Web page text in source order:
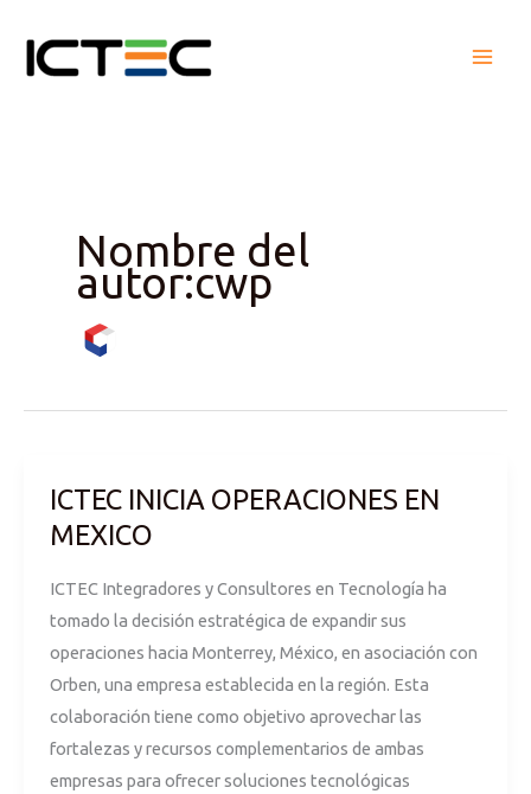
contenido
Nombre del
autor:cwp
ICTEC INICIA OPERACIONES EN
MEXICO
ICTEC Integradores y Consultores en Tecnología ha
tomado la decisión estratégica de expandir sus
operaciones hacia Monterrey, México, en asociación con
Orben, una empresa establecida en la región. Esta
colaboración tiene como objetivo aprovechar las
fortalezas y recursos complementarios de ambas
empresas para ofrecer soluciones tecnológicas
ICTEC
INICIA
EN
MEXICO